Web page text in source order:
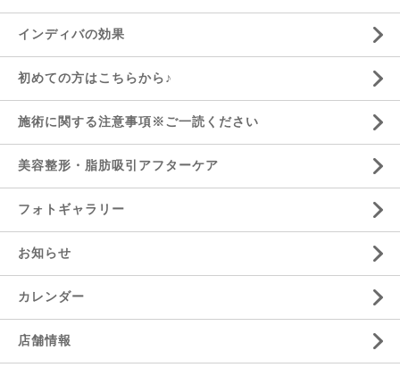
インディバの効果
初めての方はこちらから♪
施術に関する注意事項※ご一読ください
美容整形・脂肪吸引アフターケア
フォトギャラリー
お知らせ
カレンダー
店舗情報